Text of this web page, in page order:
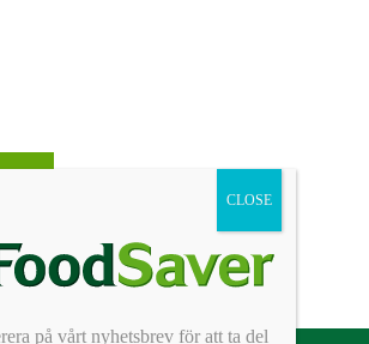
på vårt nyhetsbrev för att ta del